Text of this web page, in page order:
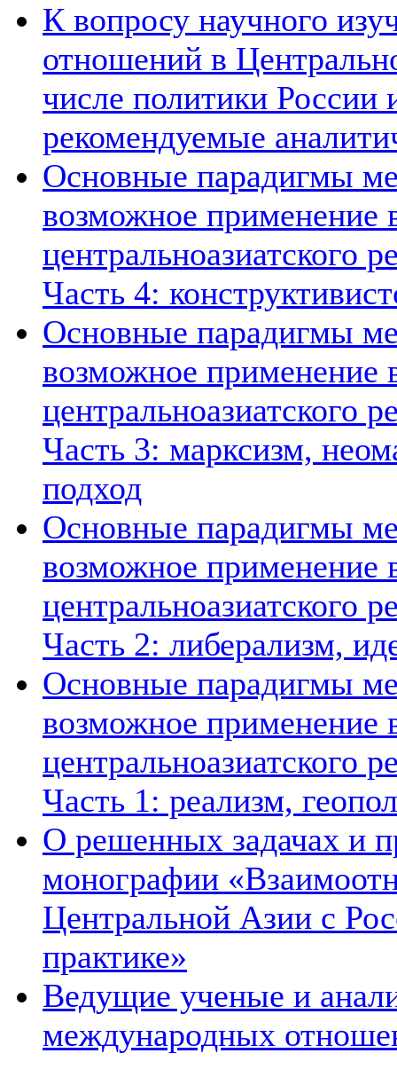
К вопросу научного
отношений в
числе политики России
рекомендуемые
Основные парадигмы
возможное применение
центральноазиатского
Часть 4:
Основные парадигмы
возможное применение
центральноазиатского
Часть 3: марксизм,
подход
Основные парадигмы
возможное применение
центральноазиатского
Часть 2: либерализм,
Основные парадигмы
возможное применение
центральноазиатского
Часть 1: реализм,
О решенных задачах и
монографии
Центральной Азии с
практике»
Ведущие ученые и
международных